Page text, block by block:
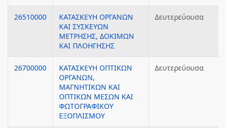
26510000
ΚΑΤΑΣΚΕΥΗ ΟΡΓΑΝΩΝ
ΚΑΙ ΣΥΣΚΕΥΩΝ
ΜΕΤΡΗΣΗΣ, ΔΟΚΙΜΩΝ
ΚΑΙ ΠΛΟΗΓΗΣΗΣ
Δευτερεύουσα
26700000
ΚΑΤΑΣΚΕΥΗ ΟΠΤΙΚΩΝ
ΟΡΓΑΝΩΝ,
ΜΑΓΝΗΤΙΚΩΝ ΚΑΙ
ΟΠΤΙΚΩΝ ΜΕΣΩΝ ΚΑΙ
ΦΩΤΟΓΡΑΦΙΚΟΥ
ΕΞΟΠΛΙΣΜΟΥ
Δευτερεύουσα